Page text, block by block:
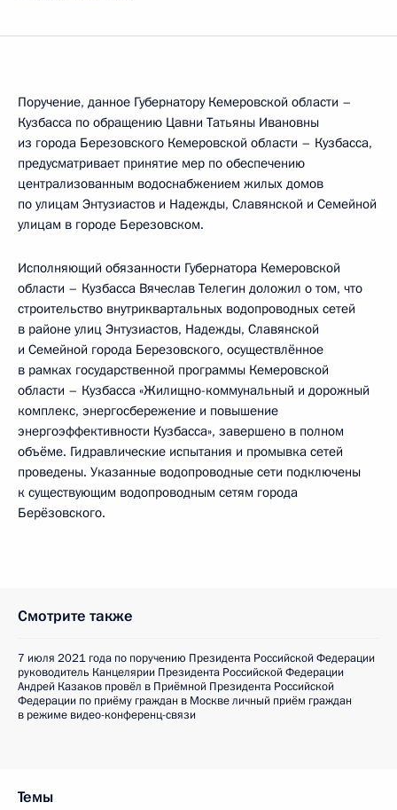
Поручение, данное Губернатору Кемеровской области –
Кузбасса по обращению Цавни Татьяны Ивановны
из города Березовского Кемеровской области – Кузбасса,
предусматривает принятие мер по обеспечению
централизованным водоснабжением жилых домов
по улицам Энтузиастов и Надежды, Славянской и Семейной
улицам в городе Березовском.
Исполняющий обязанности Губернатора Кемеровской
области – Кузбасса Вячеслав Телегин доложил о том, что
строительство внутриквартальных водопроводных сетей
в районе улиц Энтузиастов, Надежды, Славянской
и Семейной города Березовского, осуществлённое
в рамках государственной программы Кемеровской
области – Кузбасса «Жилищно-коммунальный и дорожный
комплекс, энергосбережение и повышение
энергоэффективности Кузбасса», завершено в полном
объёме. Гидравлические испытания и промывка сетей
проведены. Указанные водопроводные сети подключены
к существующим водопроводным сетям города
Берёзовского.
Смотрите также
7 июля 2021 года по поручению Президента Российской Федерации
руководитель Канцелярии Президента Российской Федерации
Андрей Казаков провёл в Приёмной Президента Российской
Федерации по приёму граждан в Москве личный приём граждан
в режиме видео-конференц-связи
Темы